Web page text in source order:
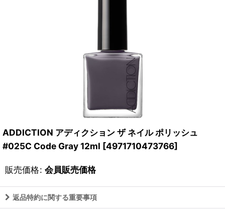
ADDICTION アディクション ザ ネイル ポリッシュ
#025C Code Gray 12ml [4971710473766]
販売価格: 会員販売価格
返品特約に関する重要事項